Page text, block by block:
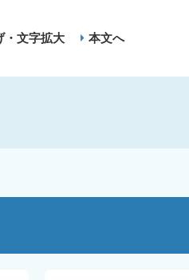
・文字拡大 本文へ